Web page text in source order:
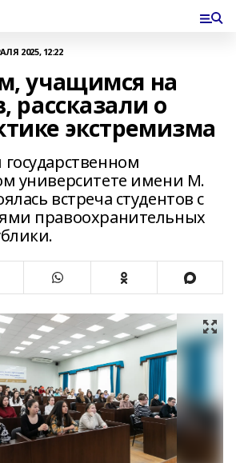
2025, 12:22
учащимся на
рассказали о
экстремизма
университете имени М.
встреча студентов с
правоохранительных